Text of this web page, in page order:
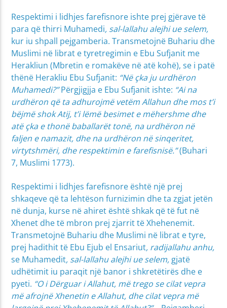
Respektimi i lidhjes farefisnore ishte prej gjërave të
para që thirri Muhamedi, sal-lallahu alejhi ue selem,
kur iu shpall pejgamberia. Transmetojnë Buhariu dhe
Muslimi në librat e tyretregimin e Ebu Sufjanit me
Herakliun (Mbretin e romakëve në atë kohë), se i patë
thënë Herakliu Ebu Sufjanit: “Në çka ju urdhëron
Muhamedi?”Përgjigjja e Ebu Sufjanit ishte: “Ai na
urdhëron që ta adhurojmë vetëm Allahun dhe mos t’i
bëjmë shok Atij, t’i lëmë besimet e mëhershme dhe
atë çka e thonë baballarët tonë, na urdhëron në
faljen e namazit, dhe na urdhëron në sinqeritet,
virtytshmëri, dhe respektimin e farefisnisë.”(Buhari
7, Muslimi 1773).
Respektimi i lidhjes farefisnore është një prej
shkaqeve që ta lehtëson furnizimin dhe ta zgjat jetën
në dunja, kurse në ahiret është shkak që të fut në
Xhenet dhe të mbron prej zjarrit të Xhehenemit.
Transmetojnë Buhariu dhe Muslimi në librat e tyre,
prej hadithit të Ebu Ejub el Ensariut, radijallahu anhu,
se Muhamedit, sal-lallahu alejhi ue selem, gjatë
udhëtimit iu paraqit një banor i shkretëtirës dhe e
pyeti. “O i Dërguar i Allahut, më trego se cilat vepra
më afrojnë Xhenetin e Allahut, dhe cilat vepra më